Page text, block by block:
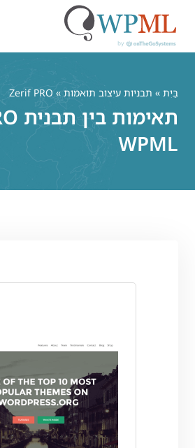
בַּיִת » תבניות עיצוב תואמות » Zerif PRO
WPML